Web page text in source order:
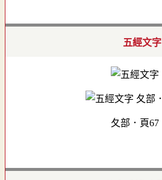
五經文字
夂部．頁67